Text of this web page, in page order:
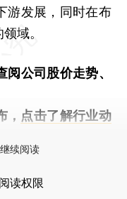
游发展，同时在布
域。
阅公司股价走势、
， 点击了解行业动
续阅读
读权限